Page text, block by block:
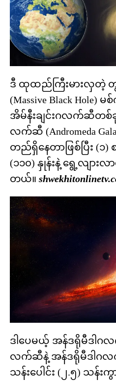
ဒီ ထုထည်ကြီးမားလှတဲ့ တွ
(Massive Black
အိမ်နီးချင်းဂလက်ဆီတစ်
လက်ဆီ (Andromeda
တည်ရှိနေတာဖြစ်ပြီး (၁
(၁၁၀) နှုန်းနဲ့ ရွေ့လျားလ
တယ်။
ဒါပေမယ့် အန်ဒရိုမီဒါ
လက်ဆီနဲ့ အန်ဒရိုမီဒါဂ
သန်းပေါင်း (၂.၅) သန်း